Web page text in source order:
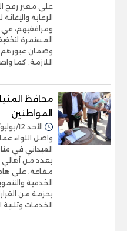
على معبر رفح
الرعاية
ومرافقيهم، في
المستمرة
وضمان عبورهم
اللازمة. كما
محافظ
المواطنين
الأحد 12/يوليو/2026 - 04:22 م
واصل اللواء
الميداني في
بعدد من أهالي
مغاغة، على
الخدمية
بحزمة من
الخدمات وتلبية